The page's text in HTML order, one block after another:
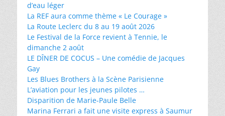
d’eau léger
La REF aura comme thème « Le Courage »
La Route Leclerc du 8 au 19 août 2026
Le Festival de la Force revient à Tennie, le
dimanche 2 août
LE DÎNER DE COCUS – Une comédie de Jacques
Gay
Les Blues Brothers à la Scène Parisienne
L’aviation pour les jeunes pilotes …
Disparition de Marie-Paule Belle
Marina Ferrari a fait une visite express à Saumur